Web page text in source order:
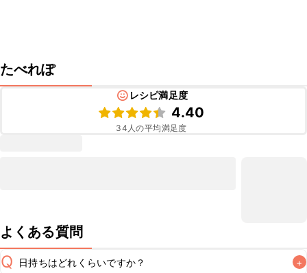
たべれぽ
レシピ満足度
4.40
34 人の平均満足度
よくある質問
Q 日持ちはどれくらいですか？ +